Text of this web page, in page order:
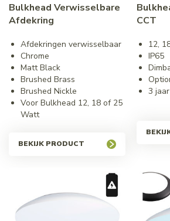
Bulkhead Verwisselbare
Afdekring
Afdekringen verwisselbaar
Chrome
Matt Black
Brushed Brass
Brushed Nickle
Voor Bulkhead 12, 18 of 25
Watt
BEKIJK PRODUCT
CCT
12,
IP65
3